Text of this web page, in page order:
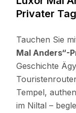
Privater
Tauchen Sie
Mal Anders“-
Geschichte
Tempel,
im Niltal –